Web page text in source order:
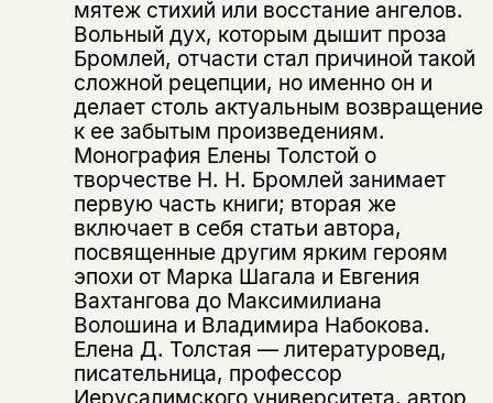
мятеж стихий или восстание ангелов.
Вольный дух, которым дышит проза
Бромлей, отчасти стал причиной такой
сложной рецепции, но именно он и
делает столь актуальным возвращение
к ее забытым произведениям.
Монография Елены Толстой о
творчестве Н. Н. Бромлей занимает
первую часть книги; вторая же
включает в себя статьи автора,
посвященные другим ярким героям
эпохи от Марка Шагала и Евгения
Вахтангова до Максимилиана
Волошина и Владимира Набокова.
Елена Д. Толстая — литературовед,
писательница, профессор
Иерусалимского университета, автор
Этой книги временно